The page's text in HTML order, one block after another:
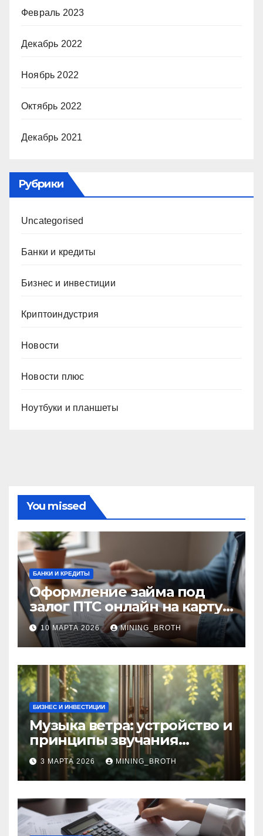
Февраль 2023
Декабрь 2022
Ноябрь 2022
Октябрь 2022
Декабрь 2021
Рубрики
Uncategorised
Банки и кредиты
Бизнес и инвестиции
Криптоиндустрия
Новости
Новости плюс
Ноутбуки и планшеты
You missed
БАНКИ И КРЕДИТЫ
Оформление займа под
залог ПТС онлайн на карту
без визита в офис: порядок,
требования и документы
10 МАРТА 2026 MINING_BROTH
БИЗНЕС И ИНВЕСТИЦИИ
Музыка ветра: устройство и
принципы звучания
колокольчиков
3 МАРТА 2026 MINING_BROTH